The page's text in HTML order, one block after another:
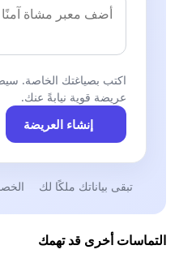
اكتب بصياغتك الخاصة.
عريضة قوية نيابةً عنك.
إنشاء العريضة
تبقى بياناتك ملكًا لك
التماسات أخرى قد تهمك